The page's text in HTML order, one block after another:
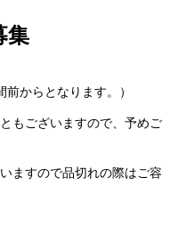
集
前からとなります。）
もございますので、予めご
ますので品切れの際はご容